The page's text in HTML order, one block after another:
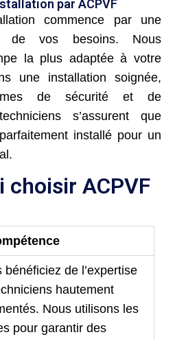
par ACPVF
commence par une
de vos besoins. Nous
la plus adaptée à votre
une installation soignée,
de sécurité et de
s’assurent que
installé pour un
choisir ACPVF
bénéficiez de l’expertise
hautement
Nous utilisons les
pour garantir des